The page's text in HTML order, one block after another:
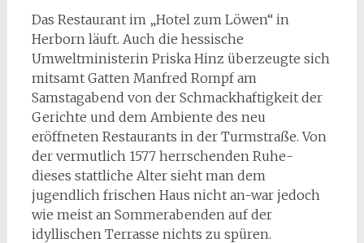
Das Restaurant im „Hotel zum Löwen“ in
Herborn läuft. Auch die hessische
Umweltministerin Priska Hinz überzeugte sich
mitsamt Gatten Manfred Rompf am
Samstagabend von der Schmackhaftigkeit der
Gerichte und dem Ambiente des neu
eröffneten Restaurants in der Turmstraße. Von
der vermutlich 1577 herrschenden Ruhe-
dieses stattliche Alter sieht man dem
jugendlich frischen Haus nicht an-war jedoch
wie meist an Sommerabenden auf der
idyllischen Terrasse nichts zu spüren.